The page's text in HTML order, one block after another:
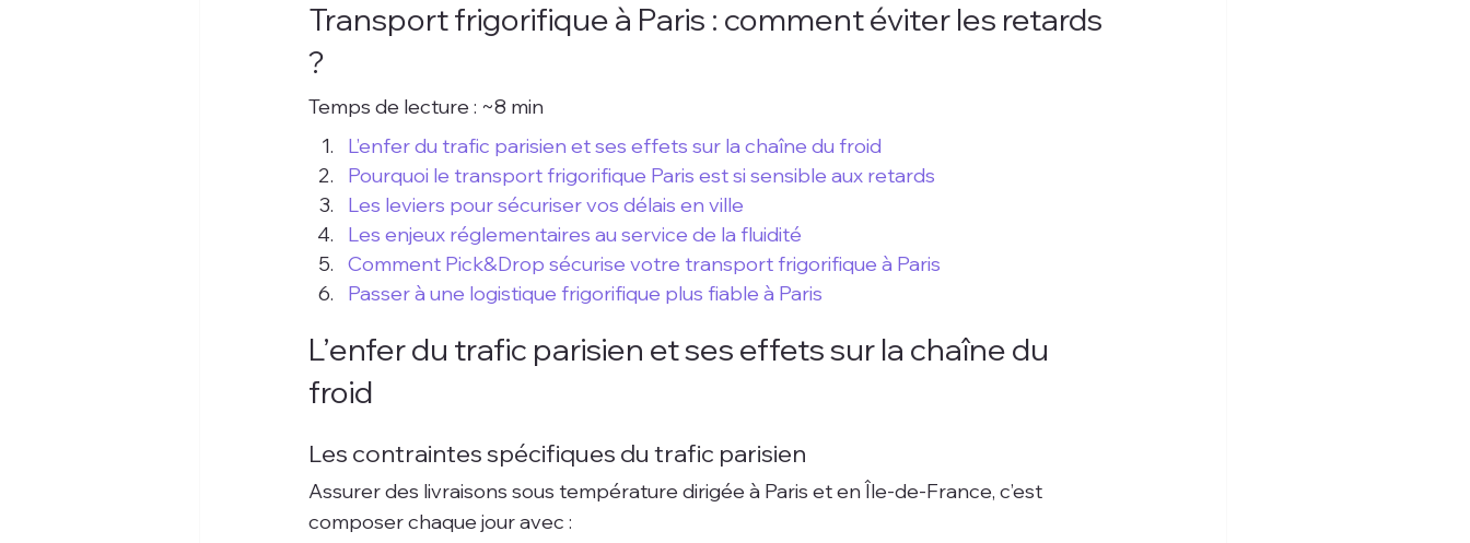
Transport frigorifique à Paris : comment éviter les retards
?
Temps de lecture : ~8 min
L’enfer du trafic parisien et ses effets sur la chaîne du froid
Pourquoi le transport frigorifique Paris est si sensible aux retards
Les leviers pour sécuriser vos délais en ville
Les enjeux réglementaires au service de la fluidité
Comment Pick&Drop sécurise votre transport frigorifique à Paris
Passer à une logistique frigorifique plus fiable à Paris
L’enfer du trafic parisien et ses effets sur la chaîne du
froid
Les contraintes spécifiques du trafic parisien
Assurer des livraisons sous température dirigée à Paris et en Île-de-France, c’est
composer chaque jour avec :